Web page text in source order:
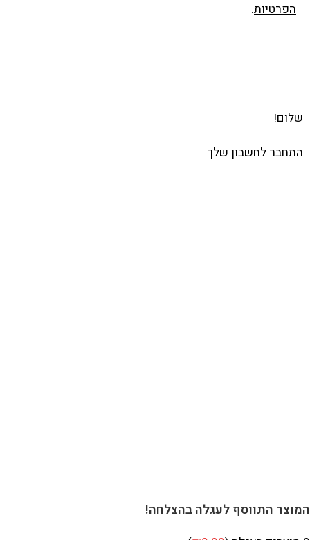
הפרטיות.
שלום!
התחבר לחשבון שלך
התווסף לעגלה בהצלחה!